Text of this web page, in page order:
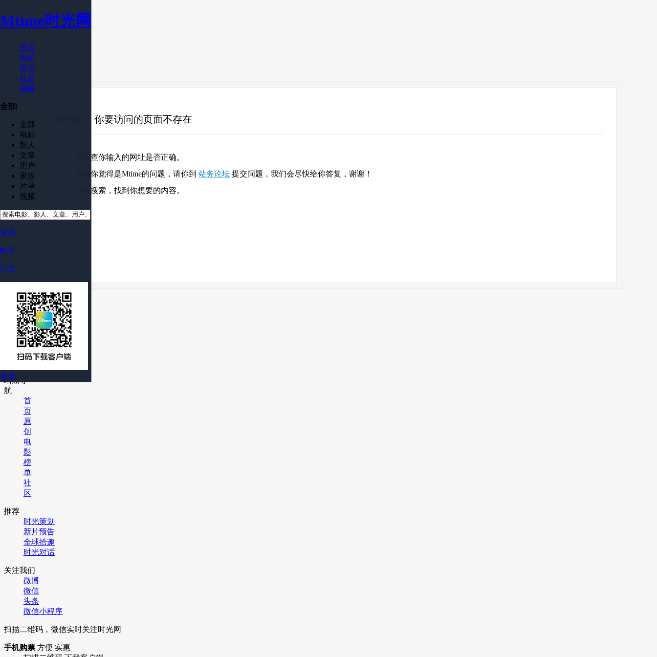
Mtime时光网
首页
电影
原创
社区
视频
全部|
全部
电影
影人
文章
用户
家族
片单
视频
发布
帖子
日志
登录
很抱歉，你要访问的页面不存在
请检查你输入的网址是否正确。
如果你觉得是Mtime的问题，请你到 站务论坛 提交问题，我们会尽快给你答复，谢谢！
直接搜索，找到你想要的内容。
Mtime时光网
联系我们站务反馈
隐私政策社区规范
站点导
航
首
页
原
创
电
影
榜
单
社
区
推荐
时光策划
新片预告
全球拾趣
时光对话
关注我们
微博
微信
头条
微信小程序
扫描二维码，微信实时关注时光网
手机购票 方便 实惠